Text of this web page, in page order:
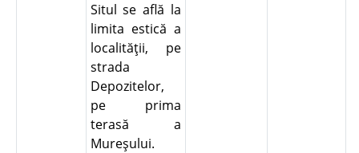
Situl se află la
limita estică a
localităţii, pe
strada
Depozitelor,
pe prima
terasă a
Mureşului.